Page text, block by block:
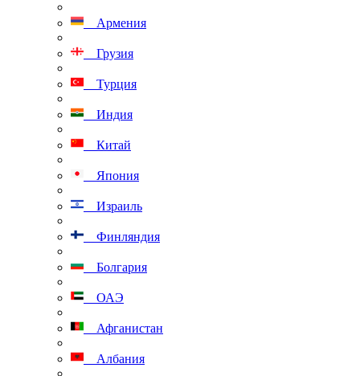
Армения
Грузия
Турция
Индия
Китай
Япония
Израиль
Финляндия
Болгария
ОАЭ
Афганистан
Албания